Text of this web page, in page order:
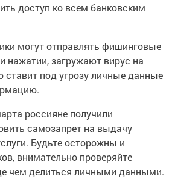
доступ ко всем банковским
могут отправлять фишинговые
нажатии, загружают вирус на
ставит под угрозу личные данные
россияне получили
самозапрет на выдачу
Будьте осторожны и
внимательно проверяйте
чем делиться личными данными.